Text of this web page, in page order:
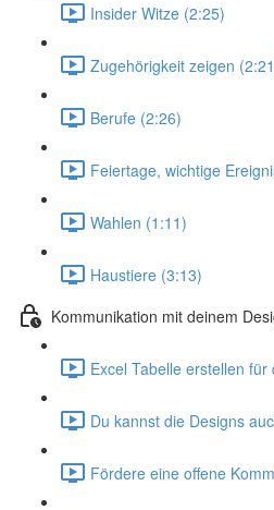
Insider Witze (2:25)
Zugehörigkeit zeigen
Berufe (2:26)
Feiertage, wichtige
Wahlen (1:11)
Haustiere (3:13)
Kommunikation mit deinem
Excel Tabelle erstellen
Du kannst die Designs
Fördere eine offene